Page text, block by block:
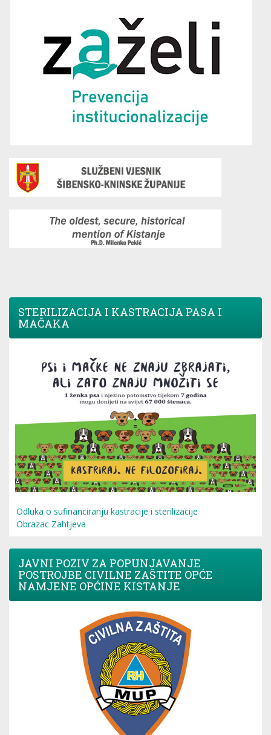
STERILIZACIJA I KASTRACIJA PASA I
MAČAKA
Odluka o sufinanciranju kastracije i sterilizacije
Obrazac Zahtjeva
JAVNI POZIV ZA POPUNJAVANJE
POSTROJBE CIVILNE ZAŠTITE OPĆE
NAMJENE OPĆINE KISTANJE